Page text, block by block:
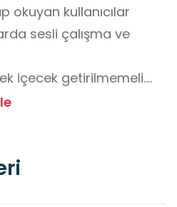
okuyan kullanıcılar
sesli çalışma ve
içecek getirilmemeli.
uyulmalı.